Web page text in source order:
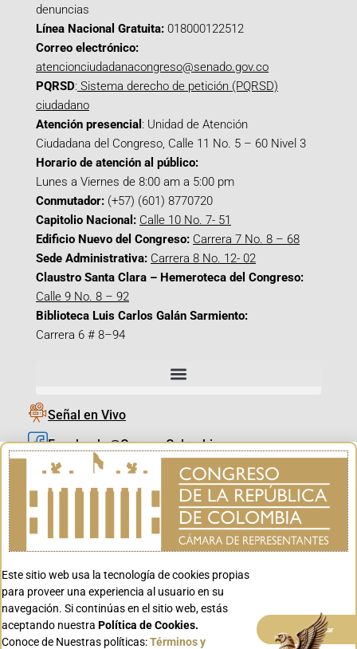
denuncias
Línea Nacional Gratuita: 018000122512
Correo electrónico:
atencionciudadanacongreso@senado.gov.co
PQRSD: Sistema derecho de petición (PQRSD)
ciudadano
Atención presencial : Unidad de Atención
Ciudadana del Congreso, Calle 11 No. 5 – 60 Nivel 3
Horario de atención al público:
Lunes a Viernes de 8:00 am a 5:00 pm
Conmutador: (+57) (601) 8770720
Capitolio Nacional: Calle 10 No. 7- 51
Edificio Nuevo del Congreso: Carrera 7 No. 8 – 68
Sede Administrativa: Carrera 8 No. 12- 02
Claustro Santa Clara – Hemeroteca del Congreso:
Calle 9 No. 8 – 92
Biblioteca Luis Carlos Galán Sarmiento:
Carrera 6 # 8–94
Señal en Vivo
Facebook_@CamaraColombia
Instagram_@CamaraColombia
X_@CamaraColombia
Youtube_@CamaraColombia
Youtube_@CanalCongreso
Este sitio web usa la tecnología de cookies propias
para proveer una experiencia al usuario en su
navegación. Si continúas en el sitio web, estás
aceptando nuestra Política de Cookies.
Conoce de Nuestras políticas:Términos y
Aceptar